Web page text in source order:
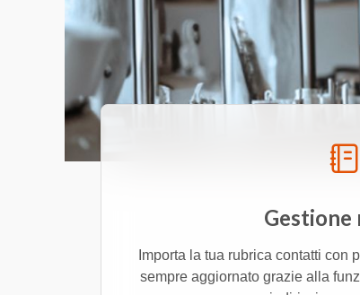
Gestione
Importa la tua rubrica contatti con
sempre aggiornato grazie alla